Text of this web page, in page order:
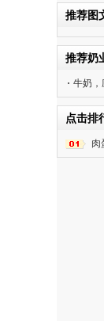
推荐图
推荐奶
牛奶，
点击排
肉
肚